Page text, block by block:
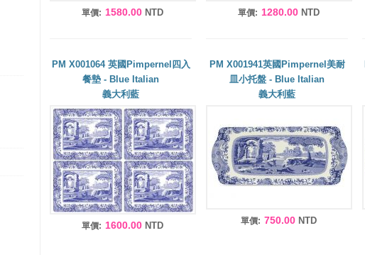
單價: 1580.00 NTD 單價: 1280.00 NTD
PM X001064 英國Pimpernel四入
餐墊 - Blue Italian
義大利藍
單價: 1600.00 NTD
PM X001941英國Pimpernel美耐
皿小托盤 - Blue Italian
義大利藍
單價: 750.00 NTD